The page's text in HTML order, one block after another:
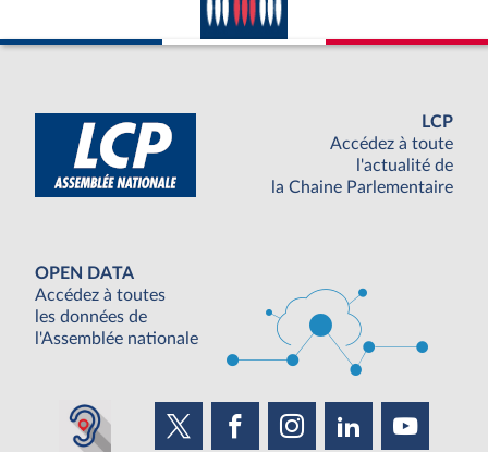
LCP
Accédez à toute
l'actualité de
la Chaine Parlementaire
OPEN DATA
Accédez à toutes
les données de
l'Assemblée nationale